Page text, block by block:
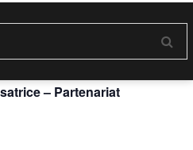
v
+ D’INFO
– Partenariat